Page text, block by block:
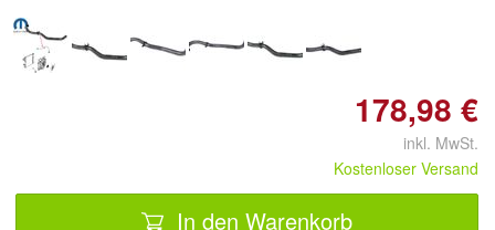
178,98 €
inkl. MwSt.
Kostenloser Versand
In den Warenkorb